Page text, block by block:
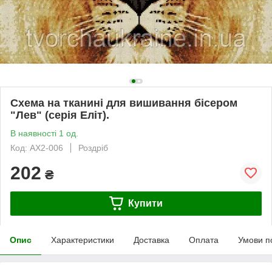
Схема на тканині для вишивання бісером
"Лев" (серія Еліт).
В наявності 1 од.
Код: АХ2-006
Роздріб
202 ₴
Купити
Опис Характеристики Доставка Оплата Умови